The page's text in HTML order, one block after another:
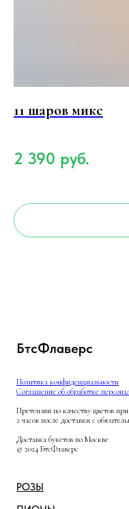
11 шаров микс
2 390 руб.
БтсФлаверс
Политика конфиденциальности
Соглашение об обработке
Претензии по качеству цветов
2 часов после доставки с
Доставка букетов по Москве
© 2024 БтсФлаверс
РОЗЫ